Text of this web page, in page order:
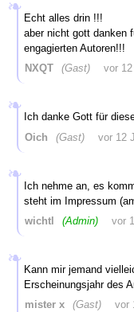
Echt alles drin !!!
aber nicht gott danken
engagierten Autoren!!!
NXQT
(Gast) vor
Ich danke Gott für
Oich
(Gast) vor 12
Ich nehme an, es
steht im Impressum
wichtl
(Admin) vor
Kann mir jemand
Erscheinungsjahr des
mister x
(Gast) vor